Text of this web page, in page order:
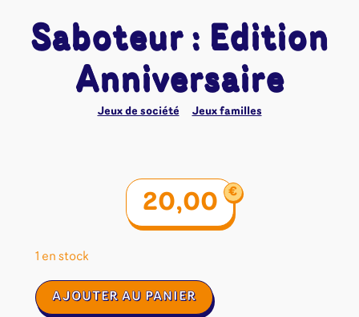
Saboteur : Edition
Anniversaire
Jeux de société Jeux familles
20,00 €
1 en stock
quantité
de
AJOUTER AU PANIER